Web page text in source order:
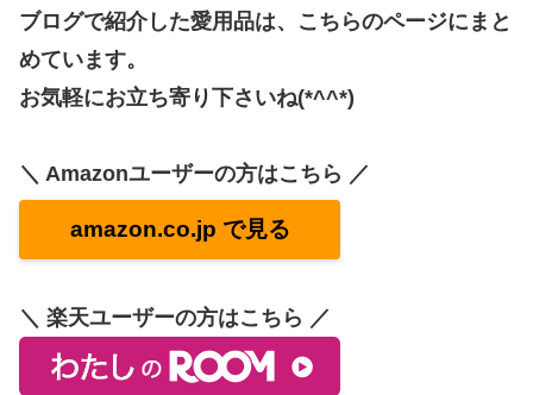
ブログで紹介した愛用品は、こちらのページにまと
めています。
お気軽にお立ち寄り下さいね(*^^*)
＼ Amazonユーザーの方はこちら ／
amazon.co.jp で見る
＼ 楽天ユーザーの方はこちら ／